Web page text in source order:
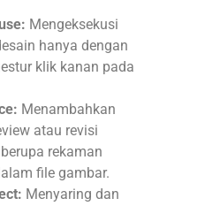
Mengeksekusi
hanya dengan
klik kanan pada
Menambahkan
atau revisi
rekaman
file gambar.
Menyaring dan